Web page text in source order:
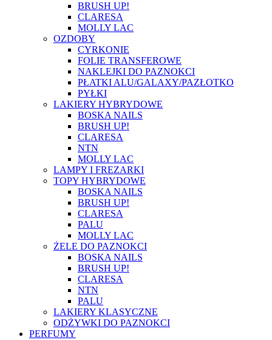
BRUSH UP!
CLARESA
MOLLY LAC
OZDOBY
CYRKONIE
FOLIE TRANSFEROWE
NAKLEJKI DO PAZNOKCI
PŁATKI ALU/GALAXY/PAZŁOTKO
PYŁKI
LAKIERY HYBRYDOWE
BOSKA NAILS
BRUSH UP!
CLARESA
NTN
MOLLY LAC
LAMPY I FREZARKI
TOPY HYBRYDOWE
BOSKA NAILS
BRUSH UP!
CLARESA
PALU
MOLLY LAC
ŻELE DO PAZNOKCI
BOSKA NAILS
BRUSH UP!
CLARESA
NTN
PALU
LAKIERY KLASYCZNE
ODŻYWKI DO PAZNOKCI
PERFUMY